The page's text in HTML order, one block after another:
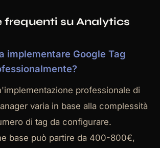
frequenti su Analytics
implementare Google Tag
professionale di
varia in base alla complessità
di tag da configurare.
base può partire da 400-800€,